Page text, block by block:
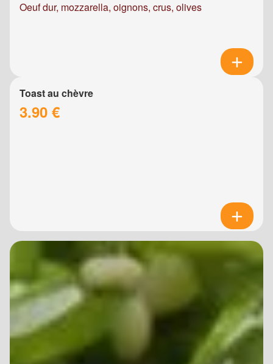
Oeuf dur, mozzarella, oignons, crus, olives
Toast au chèvre
3.90 €